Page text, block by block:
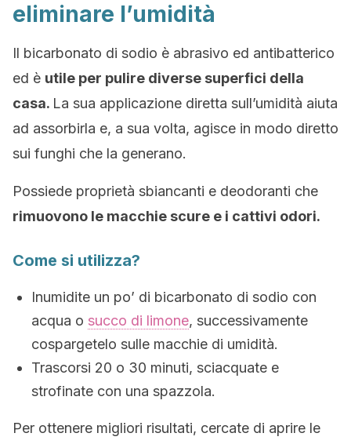
eliminare l’umidità
Il bicarbonato di sodio è abrasivo ed antibatterico
ed è utile per pulire diverse superfici della
casa. La sua applicazione diretta sull’umidità aiuta
ad assorbirla e, a sua volta, agisce in modo diretto
sui funghi che la generano.
Possiede proprietà sbiancanti e deodoranti che
rimuovono le macchie scure e i cattivi odori.
Come si utilizza?
Inumidite un po’ di bicarbonato di sodio con
acqua o succo di limone, successivamente
cospargetelo sulle macchie di umidità.
Trascorsi 20 o 30 minuti, sciacquate e
strofinate con una spazzola.
Per ottenere migliori risultati, cercate di aprire le